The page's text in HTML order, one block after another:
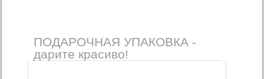
ПОДАРОЧНАЯ УПАКОВКА -
дарите красиво!